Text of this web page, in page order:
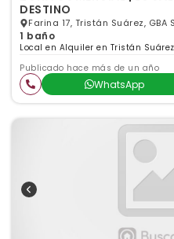
DESTINO
Farina 17, Tristán Suárez, GBA
1 baño
Local en Alquiler en Tristán
Publicado hace más de un año
WhatsApp